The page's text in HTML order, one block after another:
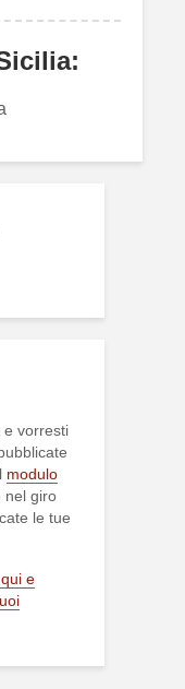
e vorresti
modulo
nel giro
le tue
e